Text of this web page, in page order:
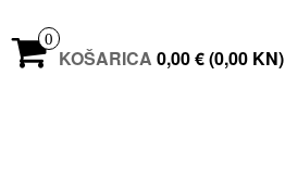
0
KOŠARICA 0,00 € (0,00 KN)